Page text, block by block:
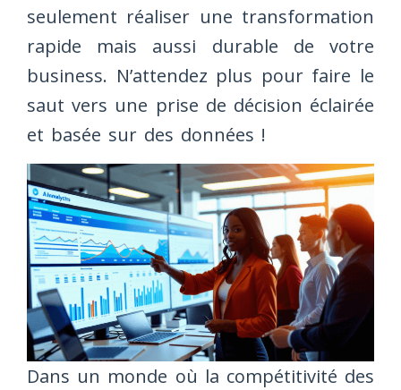
seulement réaliser une transformation
rapide mais aussi durable de votre
business. N’attendez plus pour faire le
saut vers une prise de décision éclairée
et basée sur des données !
Dans un monde où la compétitivité des